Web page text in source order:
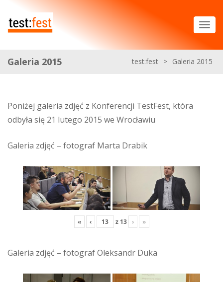
Galeria 2015 test:fest > Galeria 2015
Poniżej galeria zdjęć z Konferencji TestFest, która
odbyła się 21 lutego 2015 we Wrocławiu
Galeria zdjęć – fotograf Marta Drabik
« ‹ z 13 › »
Galeria zdjęć – fotograf Oleksandr Duka